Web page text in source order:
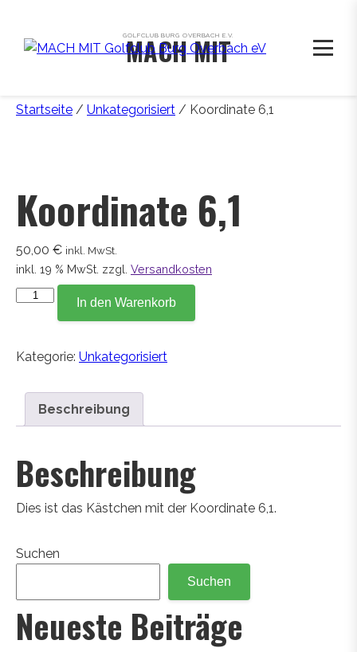
GOLFCLUB BURG OVERBACH E.V.
MACH MIT
Startseite / Unkategorisiert / Koordinate 6,1
Koordinate 6,1
50,00 € inkl. MwSt.
inkl. 19 % MwSt. zzgl. Versandkosten
Koordinate
In den Warenkorb
Kategorie: Unkategorisiert
Beschreibung
Beschreibung
Dies ist das Kästchen mit der Koordinate 6,1.
Suchen
Suchen
Neueste Beiträge